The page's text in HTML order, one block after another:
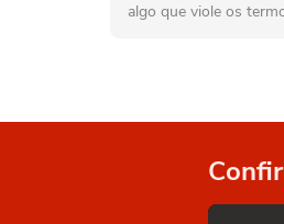
algo que viole os